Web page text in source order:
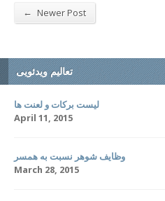
← Newer Post
تعالیم ویدئویی
لیست برکات و لعنت ها
April 11, 2015
وظایف شوهر نسبت به همسر
March 28, 2015